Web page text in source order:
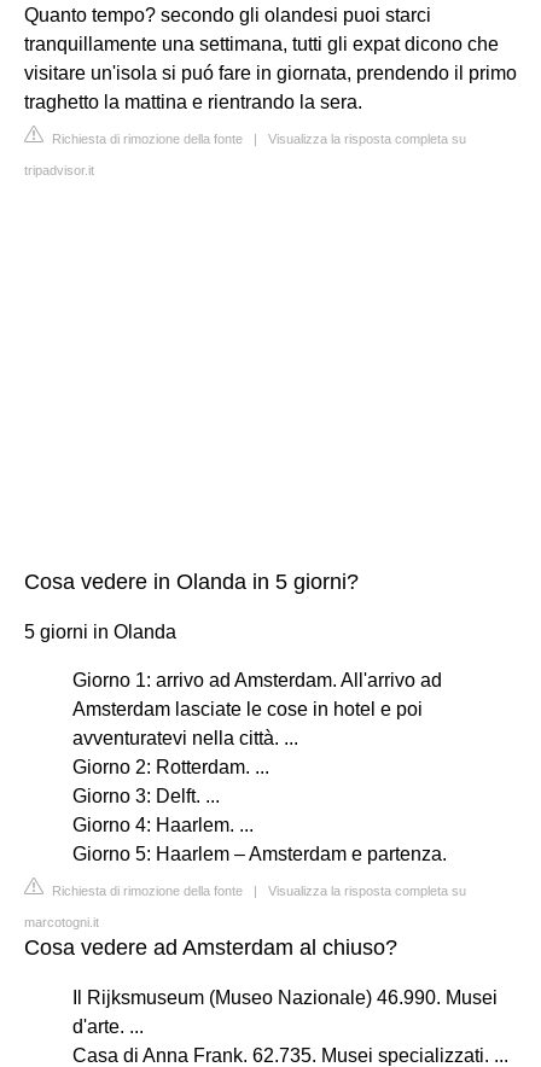
Quanto tempo? secondo gli olandesi puoi starci
tranquillamente una settimana, tutti gli expat dicono che
visitare un'isola si puó fare in giornata, prendendo il primo
traghetto la mattina e rientrando la sera.
Richiesta di rimozione della fonte | Visualizza la risposta completa su
tripadvisor.it
Cosa vedere in Olanda in 5 giorni?
5 giorni in Olanda
Giorno 1: arrivo ad Amsterdam. All'arrivo ad
Amsterdam lasciate le cose in hotel e poi
avventuratevi nella città. ...
Giorno 2: Rotterdam. ...
Giorno 3: Delft. ...
Giorno 4: Haarlem. ...
Giorno 5: Haarlem – Amsterdam e partenza.
Richiesta di rimozione della fonte | Visualizza la risposta completa su
marcotogni.it
Cosa vedere ad Amsterdam al chiuso?
Il Rijksmuseum (Museo Nazionale) 46.990. Musei
d'arte. ...
Casa di Anna Frank. 62.735. Musei specializzati. ...